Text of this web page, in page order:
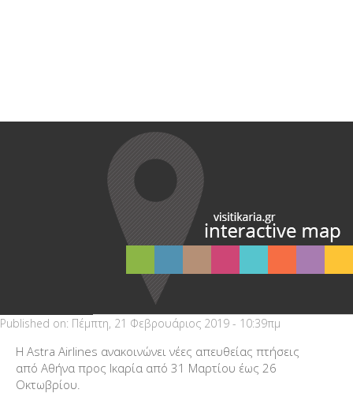
Published on: Πέμπτη, 21 Φεβρουάριος 2019 - 10:39πμ
Η Astra Airlines ανακοινώνει νέες απευθείας πτήσεις
από Αθήνα προς Ικαρία από 31 Μαρτίου έως 26
Οκτωβρίου.